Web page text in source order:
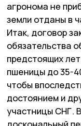
агронома не
земли отданы в
Итак, договор
обязательства
предстоящих
пшеницы до 35-
чтобы
достоянием и
участницы СНГ.